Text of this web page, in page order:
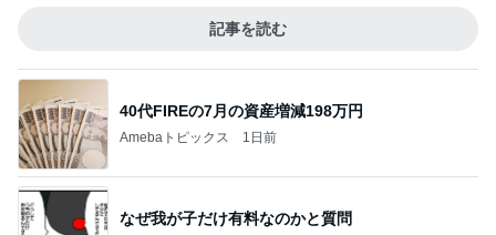
記事を読む
40代FIREの7月の資産増減198万円
Amebaトピックス 1日前
なぜ我が子だけ有料なのかと質問